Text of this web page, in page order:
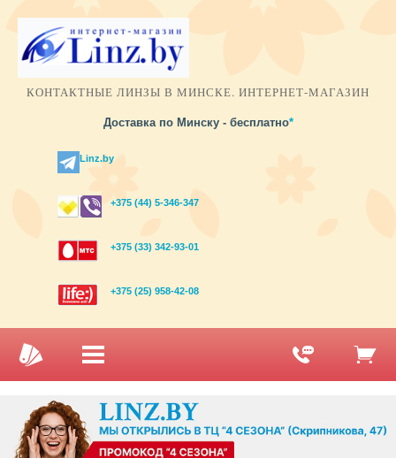
КОНТАКТНЫЕ ЛИНЗЫ В МИНСКЕ. ИНТЕРНЕТ-МАГАЗИН
Доставка по Минску - бесплатно*
Linz.by
+375 (44) 5-346-347
+375 (33) 342-93-01
+375 (25) 958-42-08